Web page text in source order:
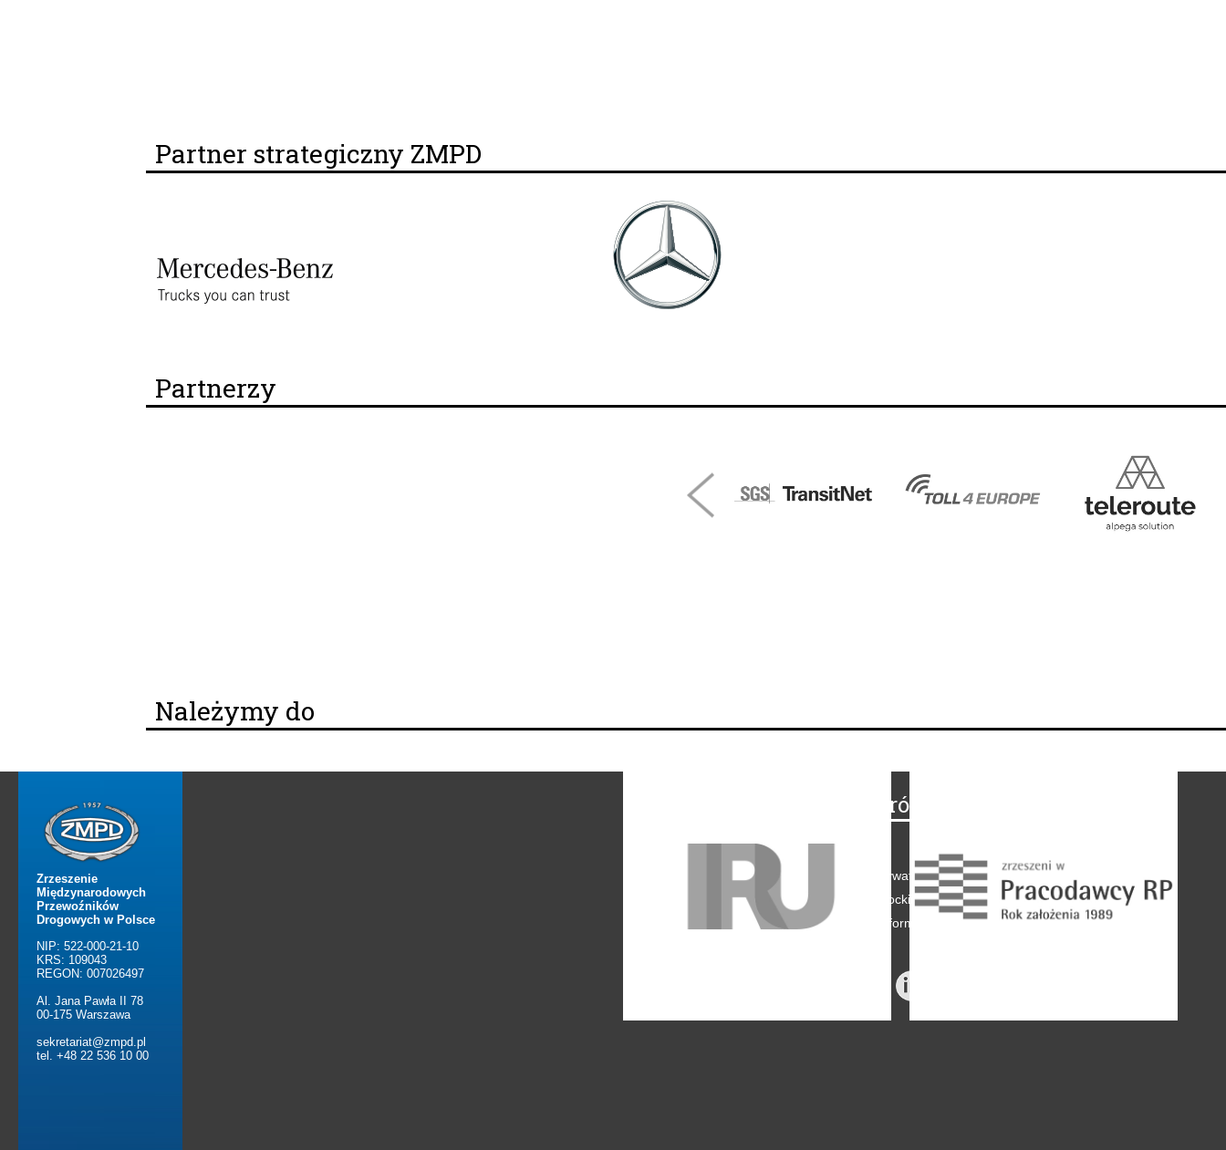
Partner strategiczny ZMPD
Partnerzy
Należymy do
Zrzeszenie
Międzynarodowych
Przewoźników
Drogowych w Polsce
NIP: 522-000-21-10
KRS: 109043
REGON: 007026497
Al. Jana Pawła II 78
00-175 Warszawa
sekretariat@zmpd.pl
tel. +48 22 536 10 00
Na skróty
Polityka prywatności
Polityka coockies
-Klauzule informacyjne